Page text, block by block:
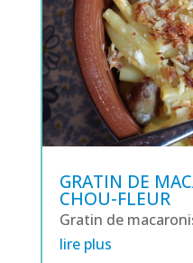
GRATIN DE
CHOU-FLEUR
Gratin de
lire plus